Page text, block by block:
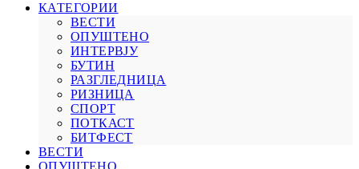
КАТЕГОРИИ
ВЕСТИ
ОПУШТЕНО
ИНТЕРВЈУ
БУТИН
РАЗГЛЕДНИЦА
РИЗНИЦА
СПОРТ
ПОТКАСТ
БИТФЕСТ
ВЕСТИ
ОПУШТЕНО